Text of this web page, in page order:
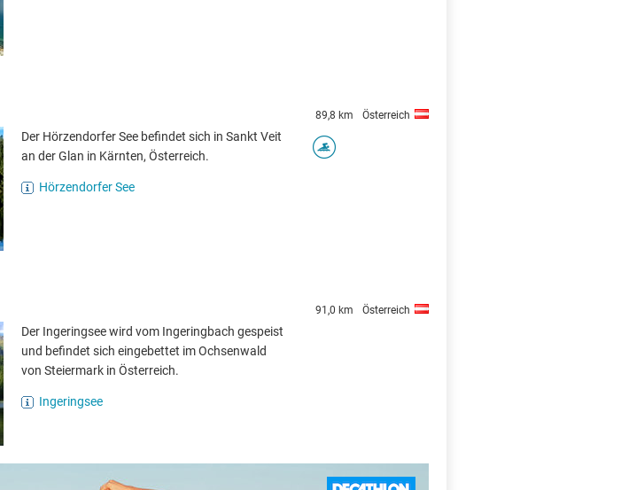
89,8 km Österreich
Der Hörzendorfer See befindet sich in Sankt Veit
an der Glan in Kärnten, Österreich.
Hörzendorfer See
91,0 km Österreich
Der Ingeringsee wird vom Ingeringbach gespeist
und befindet sich eingebettet im Ochsenwald
von Steiermark in Österreich.
Ingeringsee